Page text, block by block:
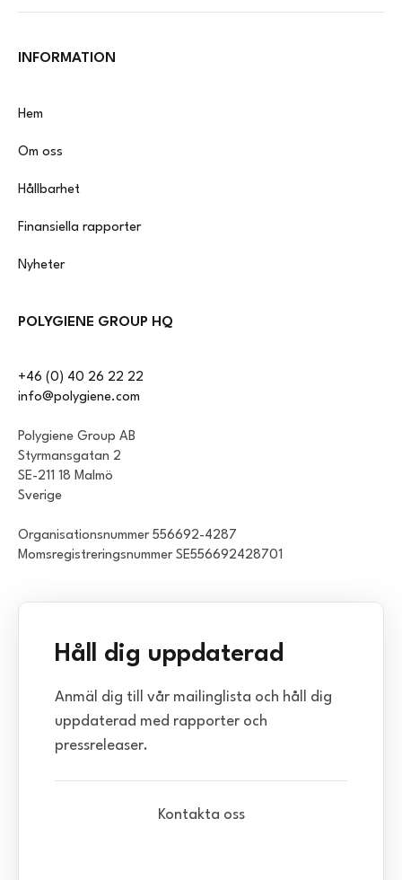
INFORMATION
Hem
Om oss
Hållbarhet
Finansiella rapporter
Nyheter
POLYGIENE GROUP HQ
+46 (0) 40 26 22 22
info@polygiene.com
Polygiene Group AB
Styrmansgatan 2
SE-211 18 Malmö
Sverige
Organisationsnummer 556692-4287
Momsregistreringsnummer SE556692428701
Håll dig uppdaterad
Anmäl dig till vår mailinglista och håll dig
uppdaterad med rapporter och
pressreleaser.
Kontakta oss